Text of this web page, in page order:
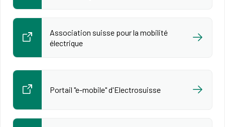
Association suisse pour la mobilité
électrique
Portail "e-mobile" d'Electrosuisse